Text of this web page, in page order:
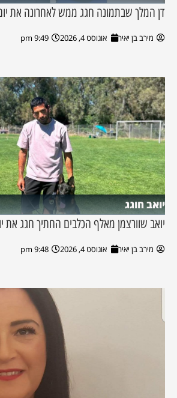
דן המלך שבתמונה חגג ממש לאחרונה את
מירב בן יאיר אוגוסט 4, 2026 9:49 pm
יואב חוגג
יואב שוורצמן מאלף הכלבים החתיך חגג את
מירב בן יאיר אוגוסט 4, 2026 9:48 pm